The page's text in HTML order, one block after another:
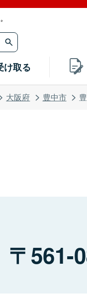
け取る
大阪府 豊中市
561-